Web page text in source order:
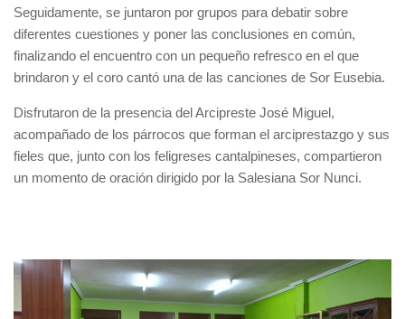
Seguidamente, se juntaron por grupos para debatir sobre
diferentes cuestiones y poner las conclusiones en común,
finalizando el encuentro con un pequeño refresco en el que
brindaron y el coro cantó una de las canciones de Sor Eusebia.
Disfrutaron de la presencia del Arcipreste José Miguel,
acompañado de los párrocos que forman el arciprestazgo y sus
fieles que, junto con los feligreses cantalpineses, compartieron
un momento de oración dirigido por la Salesiana Sor Nunci.